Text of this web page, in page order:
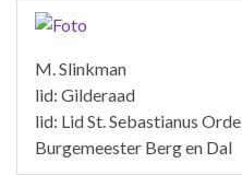
M. Slinkman
lid: Gilderaad
lid: Lid St. Sebastianus Orde
Burgemeester Berg en Dal